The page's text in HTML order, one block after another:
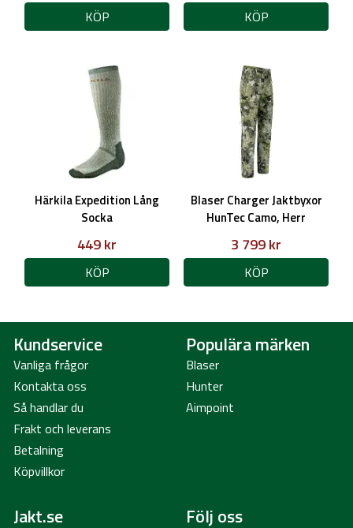
KÖP KÖP
Härkila Expedition Lång
Socka
449 kr
KÖP
Blaser Charger Jaktbyxor
HunTec Camo, Herr
3 799 kr
KÖP
Kundservice
Vanliga frågor
Kontakta oss
Så handlar du
Frakt och leverans
Betalning
Köpvillkor
Populära märken
Blaser
Hunter
Aimpoint
Jakt.se Följ oss